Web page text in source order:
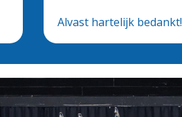
Alvast hartelijk bedankt!